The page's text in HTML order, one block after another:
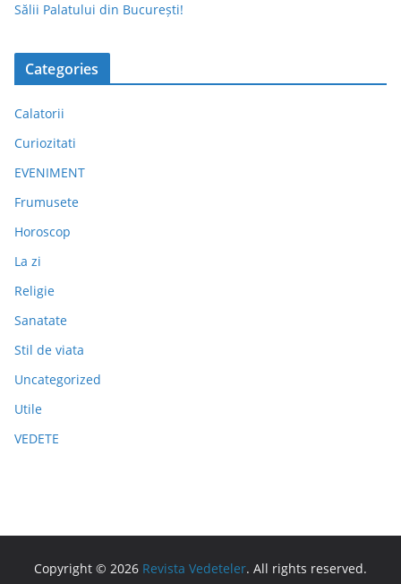
Sălii Palatului din București!
Categories
Calatorii
Curiozitati
EVENIMENT
Frumusete
Horoscop
La zi
Religie
Sanatate
Stil de viata
Uncategorized
Utile
VEDETE
Copyright © 2026 Revista Vedeteler. All rights reserved.